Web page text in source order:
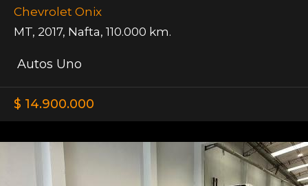
Chevrolet Onix
MT, 2017, Nafta, 110.000 km.
Autos Uno
$ 14.900.000